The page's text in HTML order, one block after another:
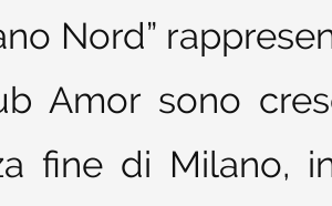
Nord”
Amor sono
fine di Milano,